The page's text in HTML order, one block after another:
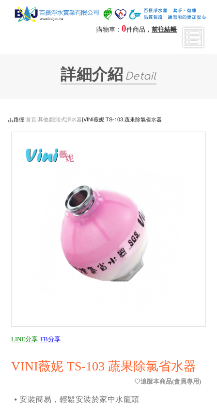
購物車： 0件商品， 前往結帳
詳細介紹 Detail
路徑:首頁|其他|龍頭式淨水器|VINI薇妮 TS-103 蔬果除氯省水器
LINE分享 FB分享
VINI薇妮 TS-103 蔬果除氯省水器
⦁ 安裝簡易，輕鬆安裝於家中水龍頭